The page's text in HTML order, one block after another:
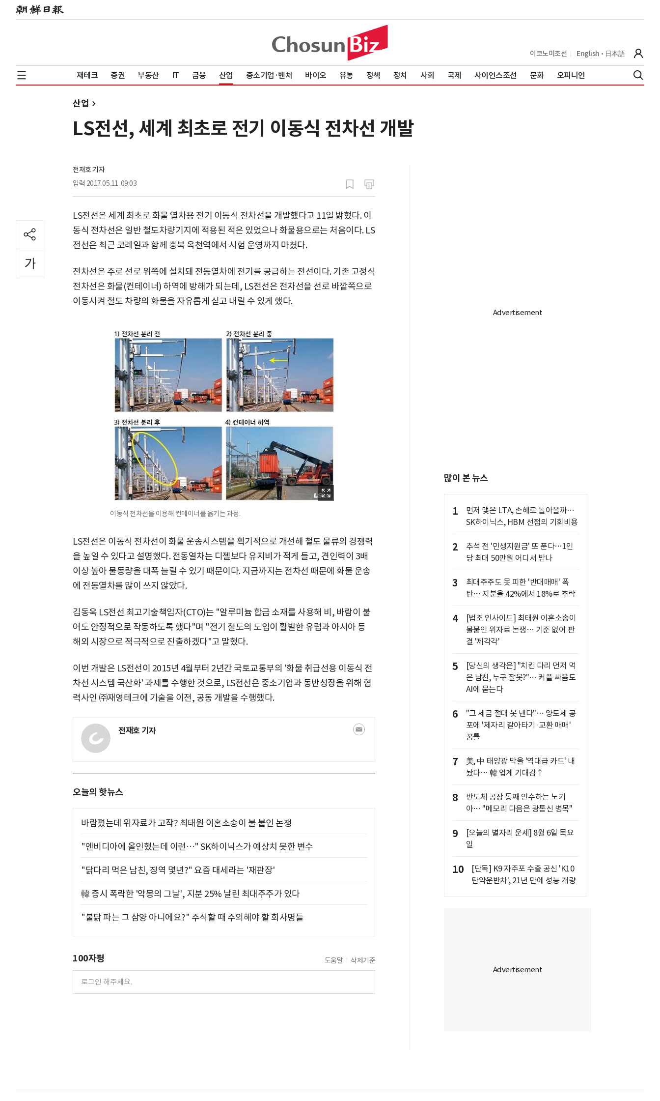
이코노미조선 English 日本語
재테크 증권 부동산 IT 금융 산업 중소기업·벤처 바이오 유통 정책 정치 사회 국제 사이언스조선 문화 오피니언
산업
LS전선, 세계 최초로 전기 이동식 전차선 개발
전재호 기자
입력 2017.05.11. 09:03
LS전선은 세계 최초로 화물 열차용 전기 이동식 전차선을 개발했다고 11일 밝혔다. 이
동식 전차선은 일반 철도차량기지에 적용된 적은 있었으나 화물용으로는 처음이다. LS
전선은 최근 코레일과 함께 충북 옥천역에서 시험 운영까지 마쳤다.
전차선은 주로 선로 위쪽에 설치돼 전동열차에 전기를 공급하는 전선이다. 기존 고정식
전차선은 화물(컨테이너) 하역에 방해가 되는데, LS전선은 전차선을 선로 바깥쪽으로
이동시켜 철도 차량의 화물을 자유롭게 싣고 내릴 수 있게 했다.
이동식 전차선을 이용해 컨테이너를 옮기는 과정.
LS전선은 이동식 전차선이 화물 운송시스템을 획기적으로 개선해 철도 물류의 경쟁력
을 높일 수 있다고 설명했다. 전동열차는 디젤보다 유지비가 적게 들고, 견인력이 3배
이상 높아 물동량을 대폭 늘릴 수 있기 때문이다. 지금까지는 전차선 때문에 화물 운송
에 전동열차를 많이 쓰지 않았다.
김동욱 LS전선 최고기술책임자(CTO)는 "알루미늄 합금 소재를 사용해 비, 바람이 불
어도 안정적으로 작동하도록 했다"며 "전기 철도의 도입이 활발한 유럽과 아시아 등
해외 시장으로 적극적으로 진출하겠다"고 말했다.
이번 개발은 LS전선이 2015년 4월부터 2년간 국토교통부의 '화물 취급선용 이동식 전
차선 시스템 국산화' 과제를 수행한 것으로, LS전선은 중소기업과 동반성장을 위해 협
력사인 ㈜재영테크에 기술을 이전, 공동 개발을 수행했다.
전재호 기자
오늘의 핫뉴스
바람폈는데 위자료가 고작? 최태원 이혼소송이 불 붙인 논쟁
"엔비디아에 올인했는데 이런…" SK하이닉스가 예상치 못한 변수
"닭다리 먹은 남친, 징역 몇년?" 요즘 대세라는 '재판장'
韓 증시 폭락한 '악몽의 그날', 지분 25% 날린 최대주주가 있다
"불닭 파는 그 삼양 아니에요?" 주식할 때 주의해야 할 회사명들
100자평 도움말 삭제기준
많이 본 뉴스
1
먼저 맺은 LTA, 손해로 돌아올까…
SK하이닉스, HBM 선점의 기회비용
2
추석 전 '민생지원금' 또 푼다…1인
당 최대 50만원 어디서 받나
3
최대주주도 못 피한 '반대매매' 폭
탄… 지분율 42%에서 18%로 추락
4
[법조 인사이드] 최태원 이혼소송이
불붙인 위자료 논쟁… 기준 없어 판
결 '제각각'
5
[당신의 생각은] "치킨 다리 먼저 먹
은 남친, 누구 잘못?"… 커플 싸움도
AI에 묻는다
6
"그 세금 절대 못 낸다"… 양도세 공
포에 '제자리 갈아타기·교환 매매'
꿈틀
7
美, 中 태양광 막을 '역대급 카드' 내
놨다… 韓 업계 기대감↑
8
반도체 공장 통째 인수하는 노키
아… "메모리 다음은 광통신 병목"
9
[오늘의 별자리 운세] 8월 6일 목요
일
10
[단독] K9 자주포 수출 공신 'K10
탄약운반차', 21년 만에 성능 개량